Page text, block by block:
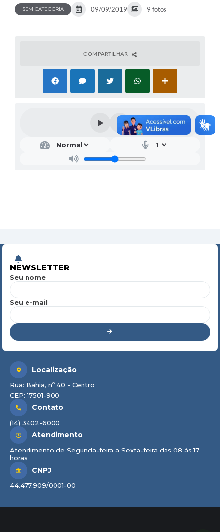
SEM CATEGORIA 09/09/2019 9 fotos
COMPARTILHAR
NEWSLETTER
Seu nome
Seu e-mail
Localização
Rua: Bahia, nº 40 - Centro
CEP: 17501-900
Contato
(14) 3402-6000
Atendimento
Atendimento de Segunda-feira a Sexta-feira das 08 às 17
horas
CNPJ
44.477.909/0001-00